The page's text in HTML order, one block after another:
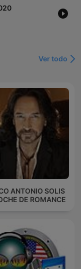
Ver todo
ANTONIO SOLIS
DE ROMANCE